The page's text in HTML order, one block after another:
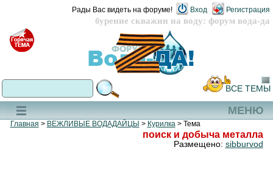
бурение скважин на воду: форум вода-да
Рады Вас видеть на форуме! Вход Регистрация
МЕНЮ
ВСЕ ТЕМЫ
Главная > ВЕЖЛИВЫЕ ВОДАДАЙЦЫ > Курилка> Тема
поиск и добыча металла
Размещено: sibburvod